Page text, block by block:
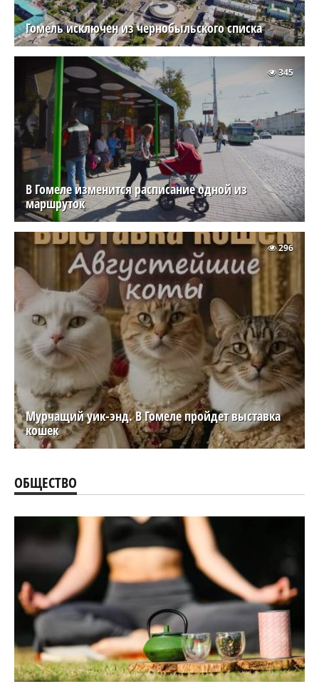
Гомель исключен из чернобыльского списка
В Гомеле изменится расписание одной из
маршруток
345
Мурчащий уик-энд. В Гомеле пройдет выставка
кошек
296
ОБЩЕСТВО